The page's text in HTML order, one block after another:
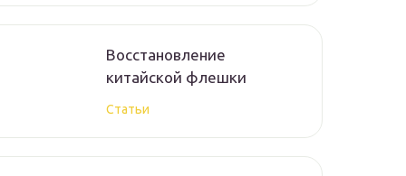
Восстановление
китайской флешки
Статьи